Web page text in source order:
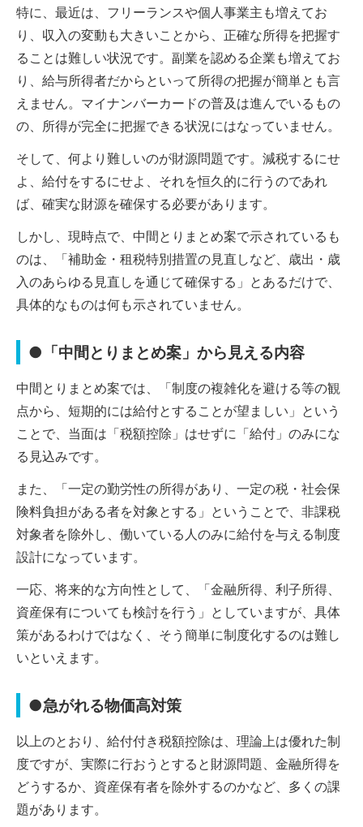
特に、最近は、フリーランスや個人事業主も増えてお
り、収入の変動も大きいことから、正確な所得を把握す
ることは難しい状況です。副業を認める企業も増えてお
り、給与所得者だからといって所得の把握が簡単とも言
えません。マイナンバーカードの普及は進んでいるもの
の、所得が完全に把握できる状況にはなっていません。
そして、何より難しいのが財源問題です。減税するにせ
よ、給付をするにせよ、それを恒久的に行うのであれ
ば、確実な財源を確保する必要があります。
しかし、現時点で、中間とりまとめ案で示されているも
のは、「補助金・租税特別措置の見直しなど、歳出・歳
入のあらゆる見直しを通じて確保する」とあるだけで、
具体的なものは何も示されていません。
●「中間とりまとめ案」から見える内容
中間とりまとめ案では、「制度の複雑化を避ける等の観
点から、短期的には給付とすることが望ましい」という
ことで、当面は「税額控除」はせずに「給付」のみにな
る見込みです。
また、「一定の勤労性の所得があり、一定の税・社会保
険料負担がある者を対象とする」ということで、非課税
対象者を除外し、働いている人のみに給付を与える制度
設計になっています。
一応、将来的な方向性として、「金融所得、利子所得、
資産保有についても検討を行う」としていますが、具体
策があるわけではなく、そう簡単に制度化するのは難し
いといえます。
●急がれる物価高対策
以上のとおり、給付付き税額控除は、理論上は優れた制
度ですが、実際に行おうとすると財源問題、金融所得を
どうするか、資産保有者を除外するのかなど、多くの課
題があります。